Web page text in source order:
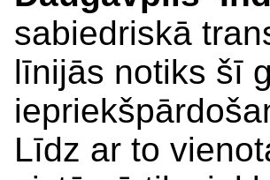
sabiedriskā
līnijās notiks šī
Līdz ar to